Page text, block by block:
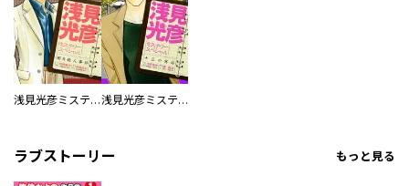
浅見光彦ミステリースペシャル 朝日殺人事件 浅見光彦ミステリースペシャル 十三の冥府
ラブストーリー もっと見る